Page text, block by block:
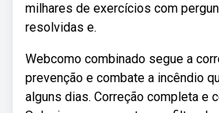
milhares de exercícios com
resolvidas e.
Webcomo combinado segue a
prevenção e combate a incêndio
alguns dias. Correção completa e